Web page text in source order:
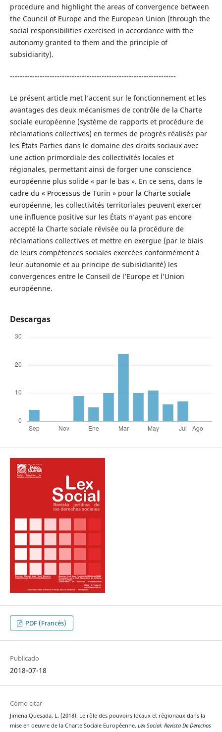
procedure and highlight the areas of convergence between
the Council of Europe and the European Union (through the
social responsibilities exercised in accordance with the
autonomy granted to them and the principle of
subsidiarity).
-------------------------------------------------------------------
Le présent article met l’accent sur le fonctionnement et les
avantages des deux mécanismes de contrôle de la Charte
sociale européenne (système de rapports et procédure de
réclamations collectives) en termes de progrès réalisés par
les États Parties dans le domaine des droits sociaux avec
une action primordiale des collectivités locales et
régionales, permettant ainsi de forger une conscience
européenne plus solide « par le bas ». En ce sens, dans le
cadre du « Processus de Turin » pour la Charte sociale
européenne, les collectivités territoriales peuvent exercer
une influence positive sur les États n’ayant pas encore
accepté la Charte sociale révisée ou la procédure de
réclamations collectives et mettre en exergue (par le biais
de leurs compétences sociales exercées conformément à
leur autonomie et au principe de subisidiarité) les
convergences entre le Conseil de l’Europe et l’Union
européenne.
Descargas
PDF (Francés)
Publicado
2018-07-18
Cómo citar
Jimena Quesada, L. (2018). Le rôle des pouvoirs locaux et régionaux dans la
mise en oeuvre de la Charte Sociale Européenne. Lex Social: Revista De Derechos